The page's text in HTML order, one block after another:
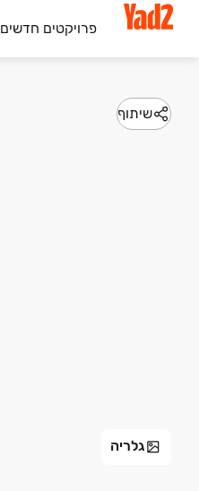
פרויקטים חדשים
שיתוף
גלריה